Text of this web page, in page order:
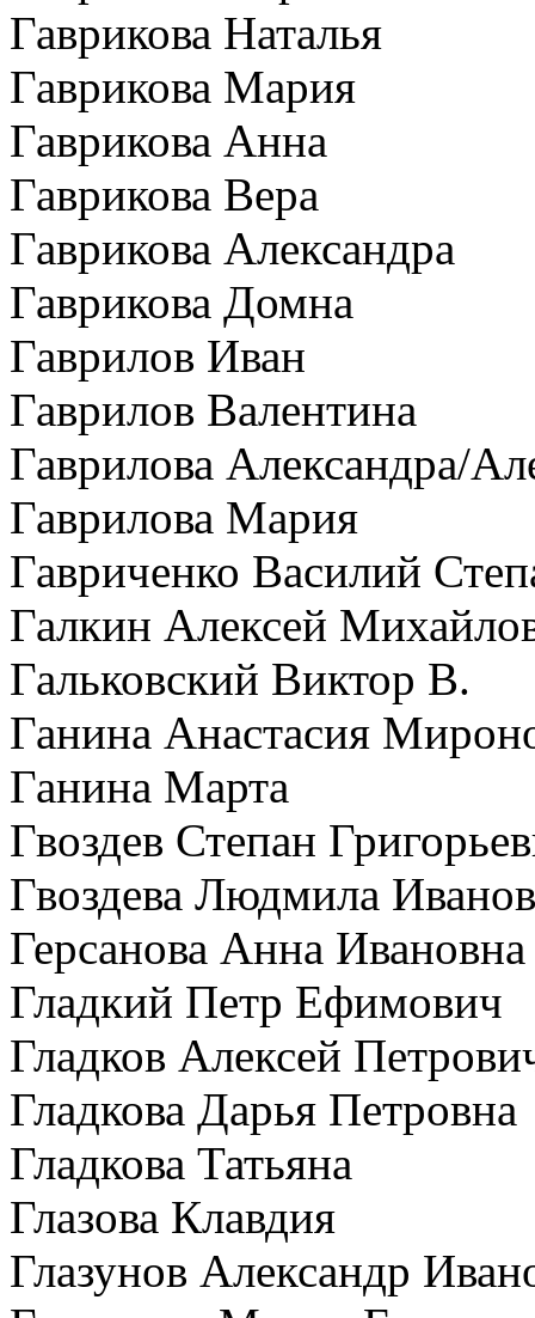
Гаврикова Наталья
Гаврикова Мария
Гаврикова Анна
Гаврикова Вера
Гаврикова Александра
Гаврикова Домна
Гаврилов Иван
Гаврилов Валентина
Гаврилова Александра/
Гаврилова Мария
Гавриченко Василий
Галкин Алексей
Гальковский Виктор В.
Ганина Анастасия
Ганина Марта
Гвоздев Степан
Гвоздева Людмила
Герсанова Анна Ивановна
Гладкий Петр Ефимович
Гладков Алексей
Гладкова Дарья Петровна
Гладкова Татьяна
Глазова Клавдия
Глазунов Александр